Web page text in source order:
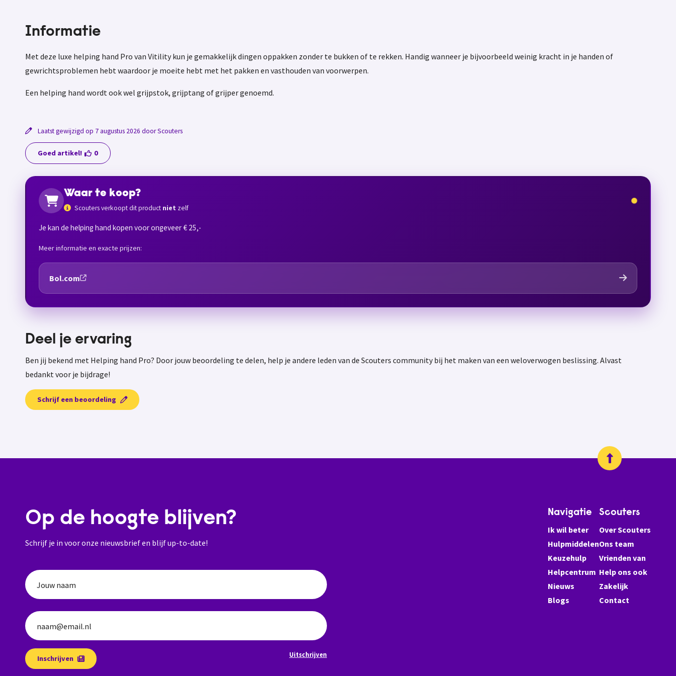
Informatie
Met deze luxe helping hand Pro van Vitility kun je gemakkelijk dingen oppakken zonder te bukken of te rekken. Handig wanneer je bijvoorbeeld weinig kracht in je handen of
gewrichtsproblemen hebt waardoor je moeite hebt met het pakken en vasthouden van voorwerpen.
Een helping hand wordt ook wel grijpstok, grijptang of grijper genoemd.
Laatst gewijzigd op 7 augustus 2026 door Scouters
Goed artikel! 0
Waar te koop?
Scouters verkoopt dit product niet zelf
Je kan de helping hand kopen voor ongeveer € 25,-
Meer informatie en exacte prijzen:
Bol.com
Deel je ervaring
Ben jij bekend met Helping hand Pro? Door jouw beoordeling te delen, help je andere leden van de Scouters community bij het maken van een weloverwogen beslissing. Alvast
bedankt voor je bijdrage!
Schrijf een beoordeling
Op de hoogte blijven?
Schrijf je in voor onze nieuwsbrief en blijf up-to-date!
Jouw naam
naam@email.nl
Inschrijven Uitschrijven
Navigatie
Ik wil beter
Hulpmiddelen
Keuzehulp
Helpcentrum
Nieuws
Blogs
Scouters
Over Scouters
Ons team
Vrienden van
Help ons ook
Zakelijk
Contact